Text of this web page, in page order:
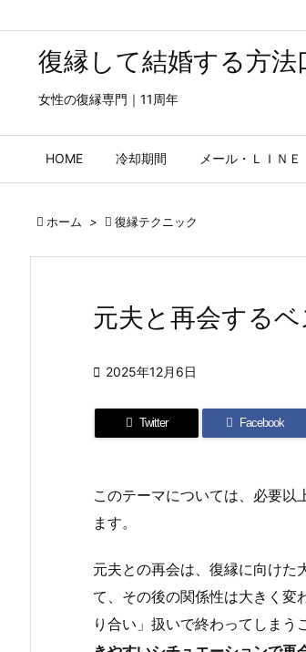
復縁して結婚する方法
女性の復縁専門｜11周年
HOME 冷却期間 メール・ＬＩＮＥ
 ホーム >  復縁テクニック
元夫と再会する
 2025年12月6日
Twitter Facebook
このテーマについては、必要以
ます。
元夫との再会は、復縁に向けた
て、その後の関係性は大きく変
り合い」扱いで終わってしまう